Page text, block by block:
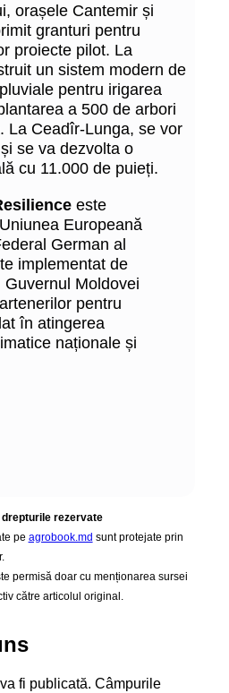
orașele Cantemir și
granturi pentru
proiecte pilot. La
un sistem modern de
pentru irigarea
a 500 de arbori
La Ceadîr-Lunga, se vor
se va dezvolta o
cu 11.000 de puieți.
este
Europeană
German al
implementat de
Guvernul Moldovei
pentru
în atingerea
naționale și
rezervate
pe agrobook.md sunt protejate prin
permisă doar cu menționarea sursei
către articolul original.
fi publicată. Câmpurile